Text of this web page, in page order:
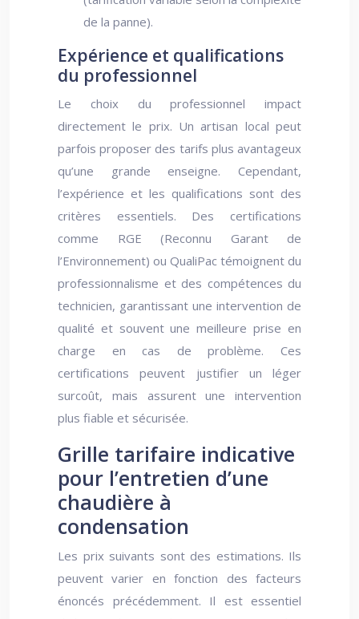
de la panne).
Expérience et qualifications
du professionnel
Le choix du professionnel impact
directement le prix. Un artisan local peut
parfois proposer des tarifs plus avantageux
qu’une grande enseigne. Cependant,
l’expérience et les qualifications sont des
critères essentiels. Des certifications
comme RGE (Reconnu Garant de
l’Environnement) ou QualiPac témoignent du
professionnalisme et des compétences du
technicien, garantissant une intervention de
qualité et souvent une meilleure prise en
charge en cas de problème. Ces
certifications peuvent justifier un léger
surcoût, mais assurent une intervention
plus fiable et sécurisée.
Grille tarifaire indicative
pour l’entretien d’une
chaudière à
condensation
Les prix suivants sont des estimations. Ils
peuvent varier en fonction des facteurs
énoncés précédemment. Il est essentiel